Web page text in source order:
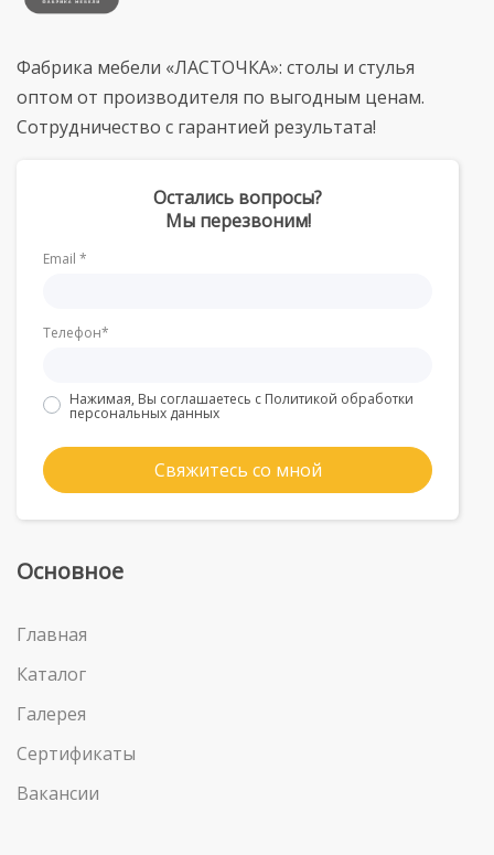
Фабрика мебели «ЛАСТОЧКА»: столы и стулья
оптом от производителя по выгодным ценам.
Сотрудничество с гарантией результата!
Остались вопросы?
Мы перезвоним!
Email *
Телефон*
Нажимая, Вы соглашаетесь с Политикой обработки
персональных данных
Свяжитесь со мной
Основное
Главная
Каталог
Галерея
Сертификаты
Вакансии